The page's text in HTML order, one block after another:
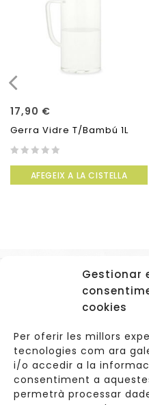
Gestionar
cookies
Per oferir les millors
tecnologies com ara
i/o accedir a la
consentiment a
permetrà processar
17,90 €
Gerra Vidre T/Bambú 1L
of
AFEGEIX A LA CISTELLA
Carrer de Valldoreix 45,